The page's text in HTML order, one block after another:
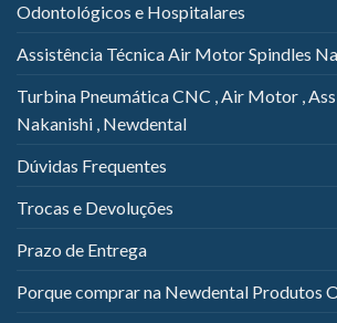
Odontológicos e Hospitalares
Assistência Técnica Air Motor Spindles
Turbina Pneumática CNC , Air Motor ,
Nakanishi , Newdental
Dúvidas Frequentes
Trocas e Devoluções
Prazo de Entrega
Porque comprar na Newdental Produtos